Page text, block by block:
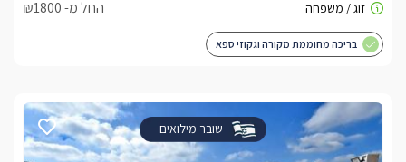
החל מ- ₪1800
בריכה מחוממת מקורה וגקוזי ספא
שובר מילואים